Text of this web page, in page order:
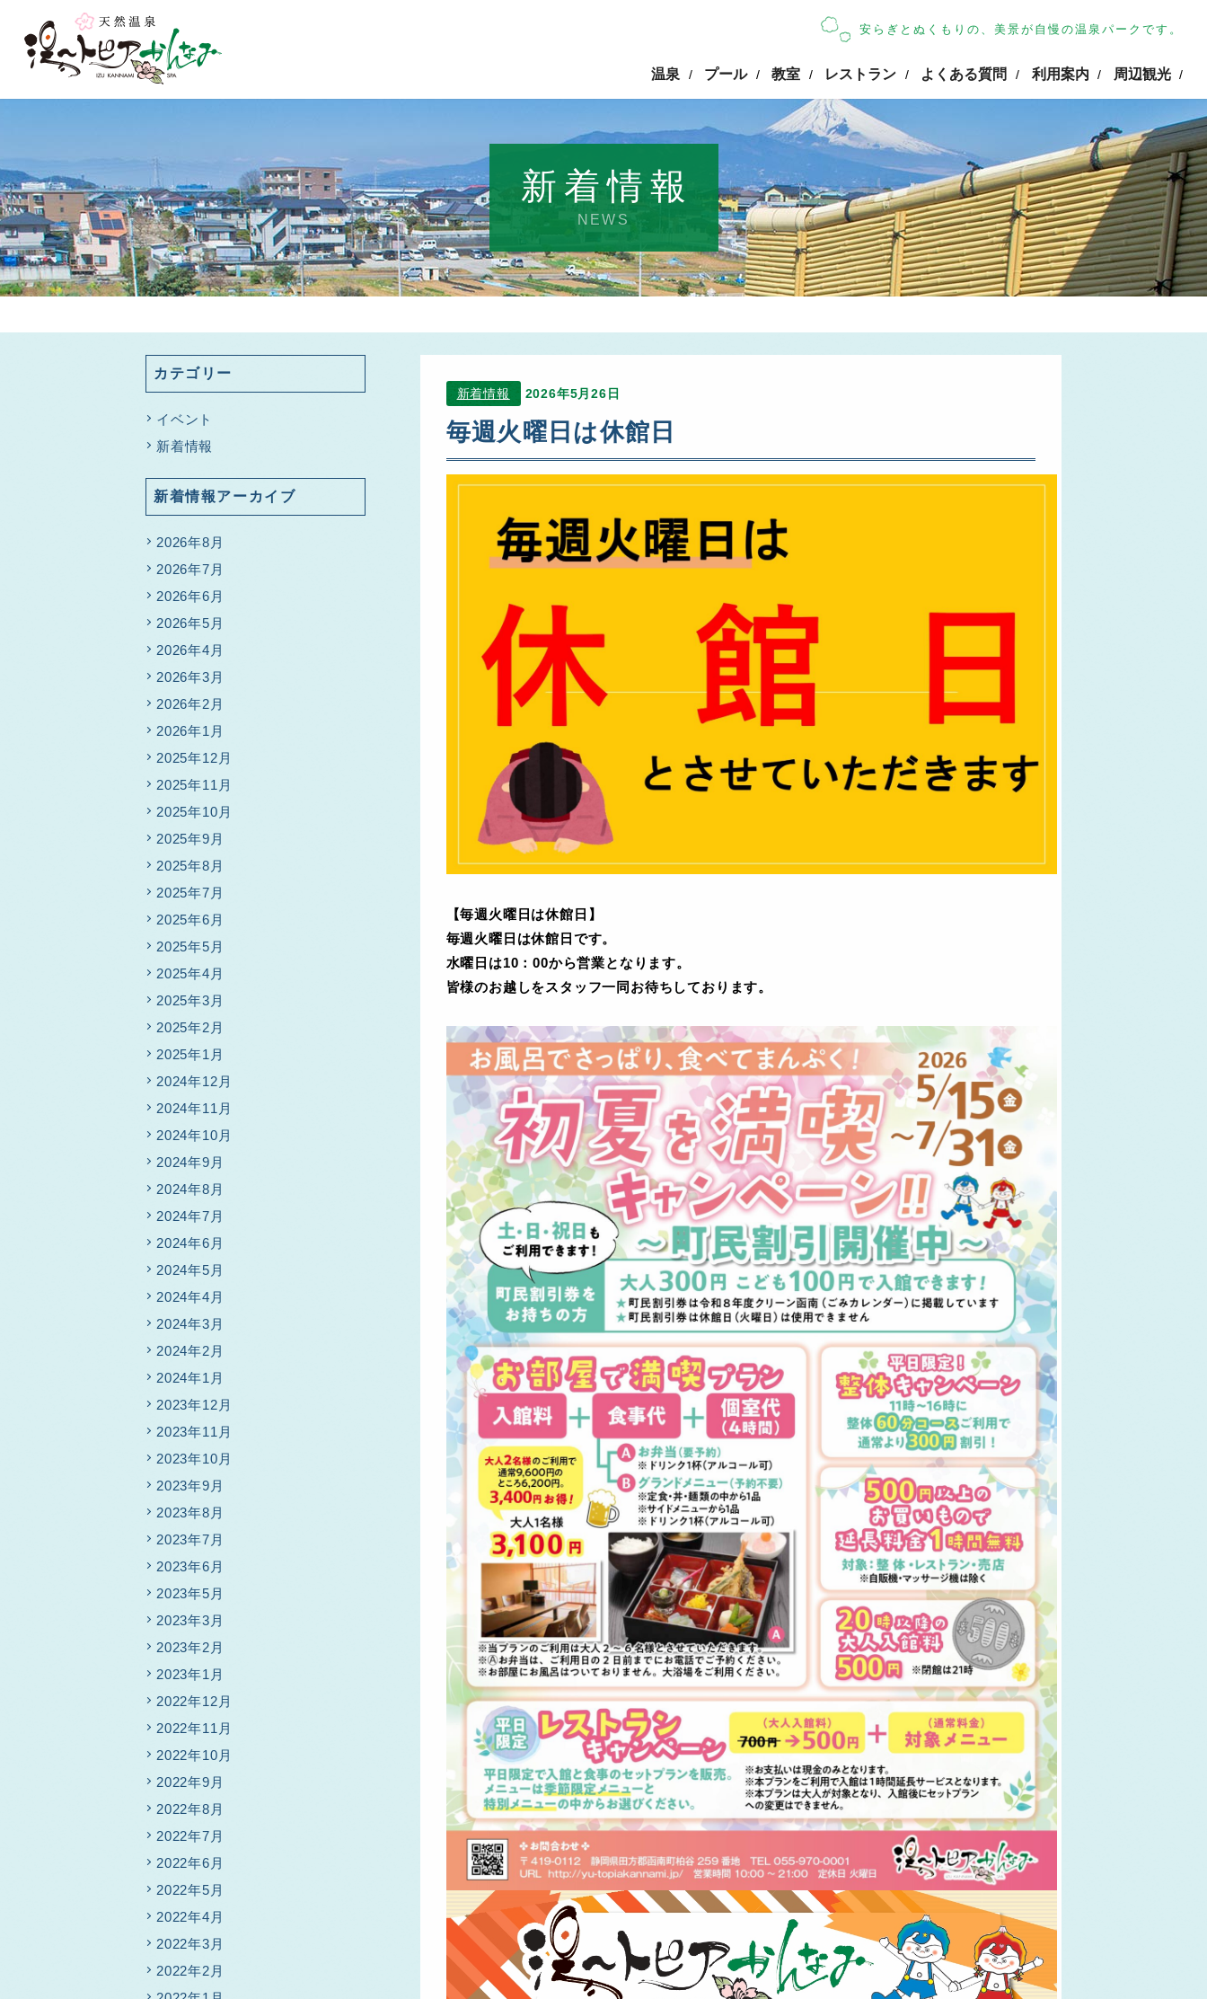
安らぎとぬくもりの、美景が自慢の温泉パークです。
温泉 / プール / 教室 / レストラン / よくある質問 / 利用案内 / 周辺観光 /
新着情報
NEWS
新着情報 2026年5月26日
毎週火曜日は休館日
【毎週火曜日は休館日】
毎週火曜日は休館日です。
水曜日は10：00から営業となります。
皆様のお越しをスタッフ一同お待ちしております。
カテゴリー
イベント
新着情報
新着情報アーカイブ
2026年8月
2026年7月
2026年6月
2026年5月
2026年4月
2026年3月
2026年2月
2026年1月
2025年12月
2025年11月
2025年10月
2025年9月
2025年8月
2025年7月
2025年6月
2025年5月
2025年4月
2025年3月
2025年2月
2025年1月
2024年12月
2024年11月
2024年10月
2024年9月
2024年8月
2024年7月
2024年6月
2024年5月
2024年4月
2024年3月
2024年2月
2024年1月
2023年12月
2023年11月
2023年10月
2023年9月
2023年8月
2023年7月
2023年6月
2023年5月
2023年3月
2023年2月
2023年1月
2022年12月
2022年11月
2022年10月
2022年9月
2022年8月
2022年7月
2022年6月
2022年5月
2022年4月
2022年3月
2022年2月